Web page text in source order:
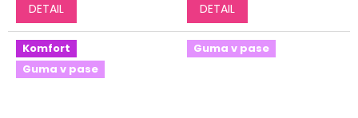
DETAIL DETAIL
Komfort
Guma v pase
Guma v pase